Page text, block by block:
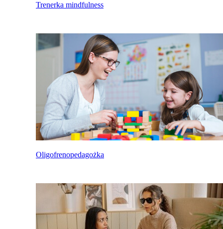
Trenerka mindfulness
Oligofrenopedagożka